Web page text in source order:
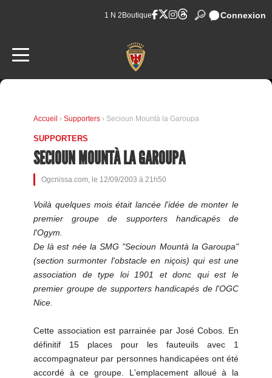
1 N 2 Boutique Connexion
Accueil › Supporters › Secioun Mountà la Garoupa
SUPPORTERS
SECIOUN MOUNTÀ LA GAROUPA
Ogcnissa.com, le 12/09/2003 à 21h50
Voilà quelques mois était lancée l'idée de monter le
premier groupe de supporters handicapés de
l'Ogym.
De là est née la SMG "Secioun Mountà la Garoupa"
(section surmonter l'obstacle en niçois) qui est une
association de type loi 1901 et donc qui est le
premier groupe de supporters handicapés de l'OGC
Nice.
Cette association est parrainée par José Cobos. En
définitif 15 places pour les fauteuils avec 1
accompagnateur par personnes handicapées ont été
accordé à ce groupe. L'emplacement alloué à la